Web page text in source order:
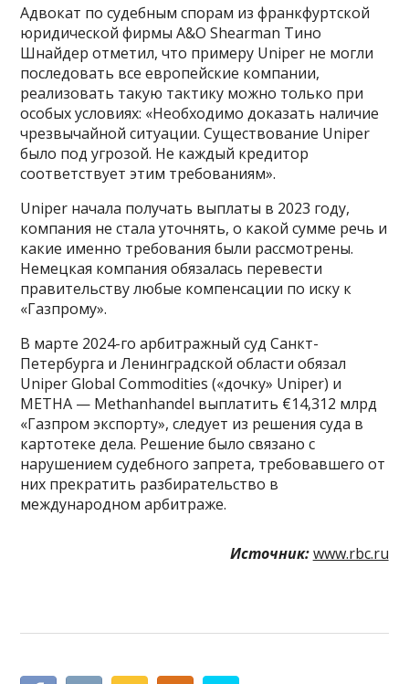
Адвокат по судебным спорам из франкфуртской
юридической фирмы A&O Shearman Тино
Шнайдер отметил, что примеру Uniper не могли
последовать все европейские компании,
реализовать такую тактику можно только при
особых условиях: «Необходимо доказать наличие
чрезвычайной ситуации. Существование Uniper
было под угрозой. Не каждый кредитор
соответствует этим требованиям».
Uniper начала получать выплаты в 2023 году,
компания не стала уточнять, о какой сумме речь и
какие именно требования были рассмотрены.
Немецкая компания обязалась перевести
правительству любые компенсации по иску к
«Газпрому».
В марте 2024-го арбитражный суд Санкт-
Петербурга и Ленинградской области обязал
Uniper Global Commodities («дочку» Uniper) и
METHA — Methanhandel выплатить €14,312 млрд
«Газпром экспорту», следует из решения суда в
картотеке дела. Решение было связано с
нарушением судебного запрета, требовавшего от
них прекратить разбирательство в
международном арбитраже.
Источник: www.rbc.ru